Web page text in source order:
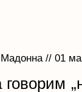
// 01